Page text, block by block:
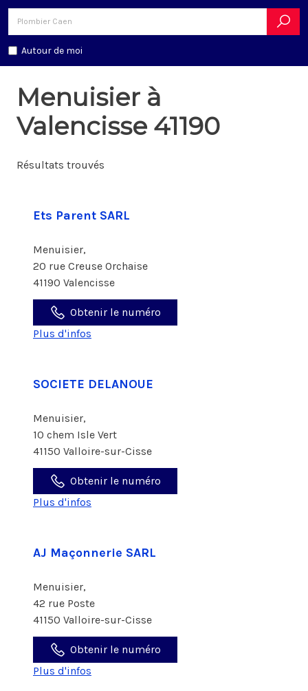
Autour de moi
Menuisier à
Valencisse 41190
Résultats trouvés
Ets Parent SARL
Menuisier,
20 rue Creuse Orchaise
41190 Valencisse
Obtenir le numéro
Plus d'infos
SOCIETE DELANOUE
Menuisier,
10 chem Isle Vert
41150 Valloire-sur-Cisse
Obtenir le numéro
Plus d'infos
AJ Maçonnerie SARL
Menuisier,
42 rue Poste
41150 Valloire-sur-Cisse
Obtenir le numéro
Plus d'infos